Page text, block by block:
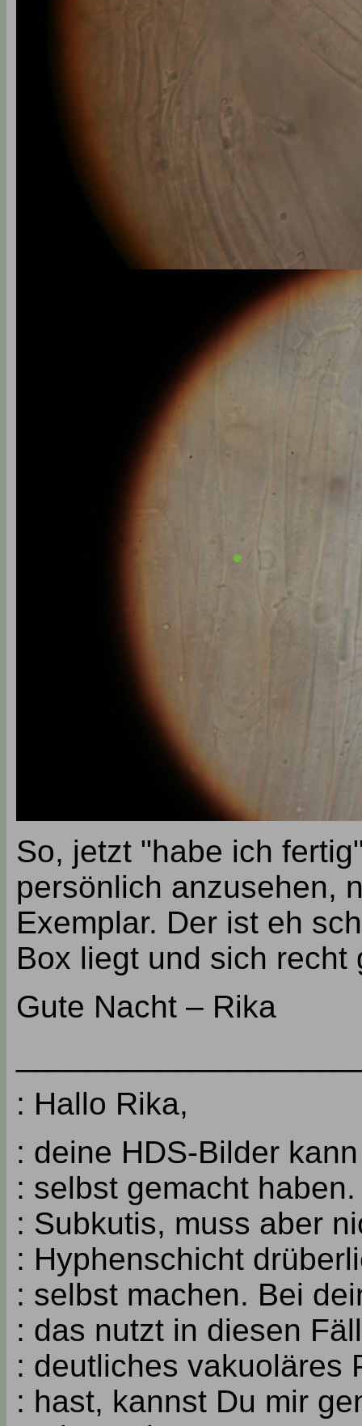
So, jetzt "habe ich
persönlich anzusehen,
Exemplar. Der ist eh
Box liegt und sich
Gute Nacht – Rika
: Hallo Rika,
: deine HDS-Bilder
: selbst gemacht
: Subkutis, muss aber
: Hyphenschicht
: selbst machen. Bei
: das nutzt in diesen
: deutliches vakuoläres
: hast, kannst Du mir